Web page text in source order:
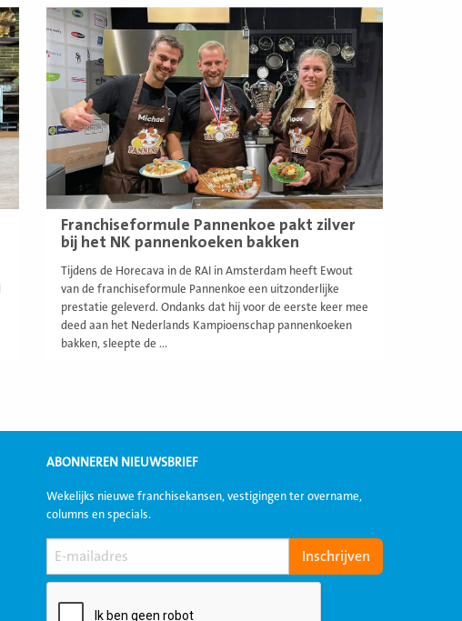
Franchiseformule Pannenkoe pakt zilver
bij het NK pannenkoeken bakken
Tijdens de Horecava in de RAI in Amsterdam heeft Ewout
van de franchiseformule Pannenkoe een uitzonderlijke
prestatie geleverd. Ondanks dat hij voor de eerste keer mee
deed aan het Nederlands Kampioenschap pannenkoeken
bakken, sleepte de ...
Lees
meer
ABONNEREN NIEUWSBRIEF
Wekelijks nieuwe franchisekansen, vestigingen ter overname,
columns en specials.